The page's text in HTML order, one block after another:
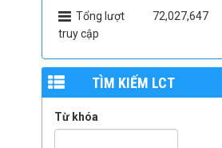
Tổng lượt
truy cập
72,027,647
TÌM KIẾM LCT
Từ khóa